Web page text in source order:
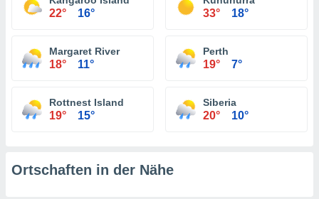
22° 16° 33° 18°
Margaret River
18° 11°
Perth
19° 7°
Rottnest Island
19° 15°
Siberia
20° 10°
Ortschaften in der Nähe